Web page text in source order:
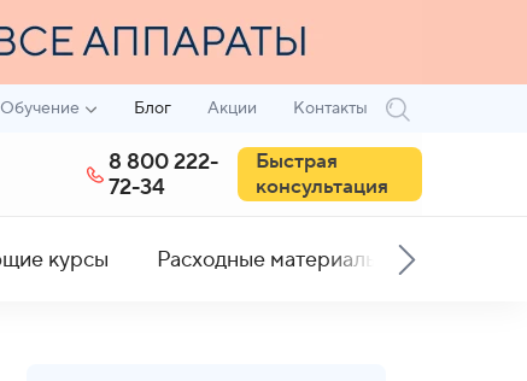
Обучение Блог Акции Контакты
8 800 222-
72-34
Быстрая
консультация
курсы Расходные материалы